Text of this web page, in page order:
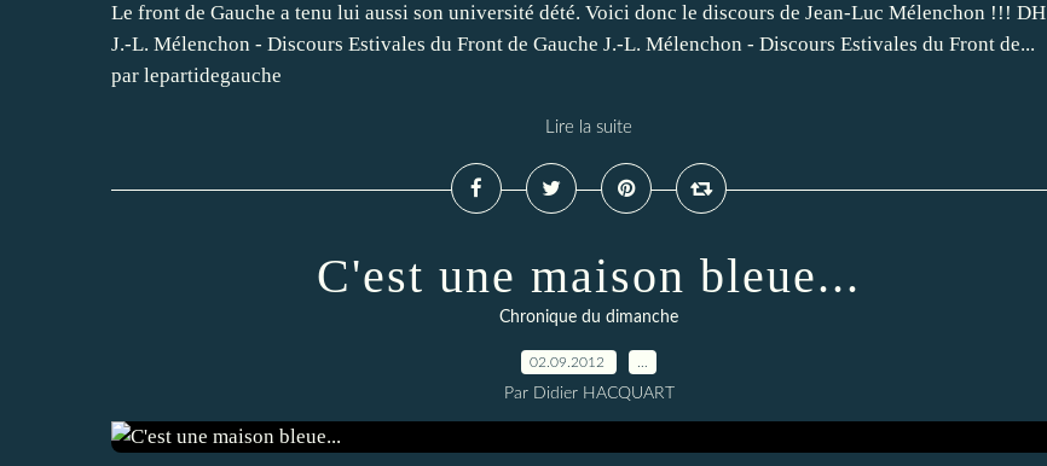
Le front de Gauche a tenu lui aussi son université dété. Voici donc le discours de Jean-Luc Mélenchon !!! DH
J.-L. Mélenchon - Discours Estivales du Front de Gauche J.-L. Mélenchon - Discours Estivales du Front de...
par lepartidegauche
Lire la suite
C'est une maison bleue...
Chronique du dimanche
02.09.2012
Par Didier HACQUART